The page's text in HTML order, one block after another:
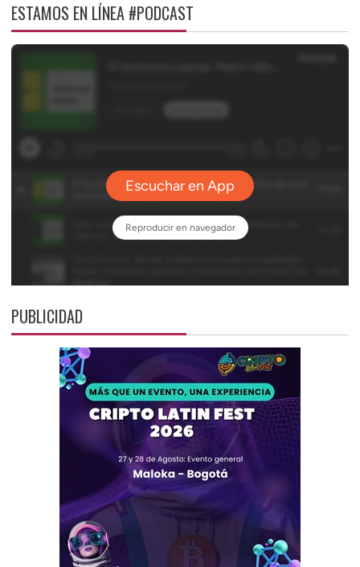
ESTAMOS EN LÍNEA #PODCAST
PUBLICIDAD